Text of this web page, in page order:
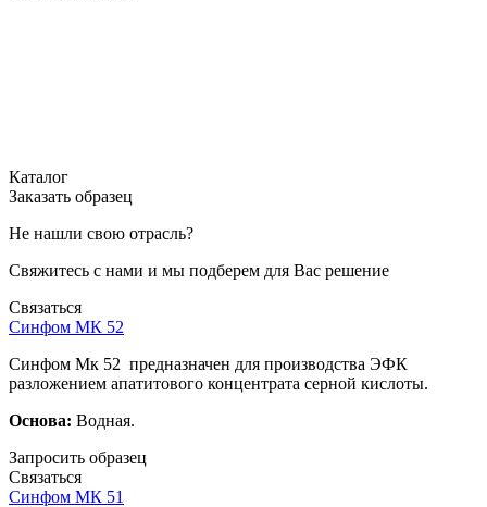
Каталог
Заказать образец
Не нашли свою отрасль?
Свяжитесь с нами и мы подберем для Вас решение
Связаться
Синфом МК 52
Синфом Мк 52 предназначен для производства ЭФК
разложением апатитового концентрата серной кислоты.
Основа: Водная.
Запросить образец
Связаться
Синфом МК 51